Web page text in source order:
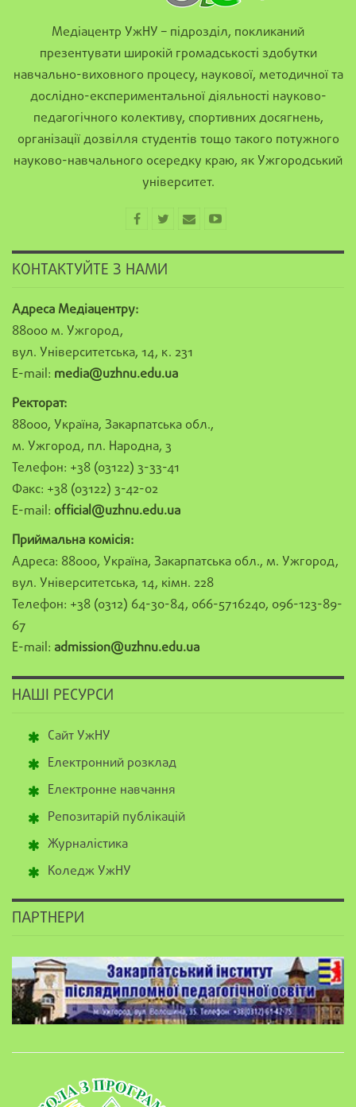
Медіацентр УжНУ – підрозділ, покликаний
презентувати широкій громадськості здобутки
навчально-виховного процесу, наукової, методичної та
дослідно-експериментальної діяльності науково-
педагогічного колективу, спортивних досягнень,
організації дозвілля студентів тощо такого потужного
науково-навчального осередку краю, як Ужгородський
університет.
КОНТАКТУЙТЕ З НАМИ
Адреса Медіацентру:
88000 м. Ужгород,
вул. Університетська, 14, к. 231
E-mail: media@uzhnu.edu.ua
Ректорат:
88000, Україна, Закарпатська обл.,
м. Ужгород, пл. Народна, 3
Телефон: +38 (03122) 3-33-41
Факс: +38 (03122) 3-42-02
E-mail: official@uzhnu.edu.ua
Приймальна комісія:
Адреса: 88000, Україна, Закарпатська обл., м. Ужгород,
вул. Університетська, 14, кімн. 228
Телефон: +38 (0312) 64-30-84, 066-5716240, 096-123-89-
67
E-mail: admission@uzhnu.edu.ua
НАШІ РЕСУРСИ
Сайт УжНУ
Електронний розклад
Електронне навчання
Репозитарій публікацій
Журналістика
Коледж УжНУ
ПАРТНЕРИ